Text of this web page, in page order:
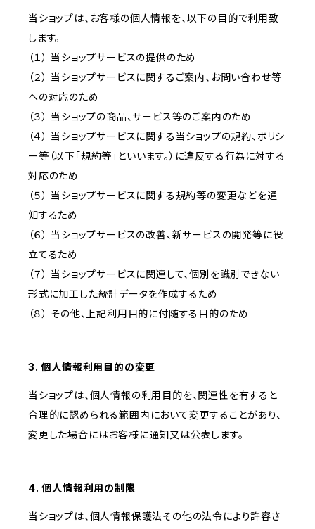
当ショップは、お客様の個人情報を、以下の目的で利用致
します。
（１） 当ショップサービスの提供のため
（２） 当ショップサービスに関するご案内、お問い合わせ等
への対応のため
（３） 当ショップの商品、サービス等のご案内のため
（４） 当ショップサービスに関する当ショップの規約、ポリシ
ー等（以下「規約等」といいます。）に違反する行為に対する
対応のため
（５） 当ショップサービスに関する規約等の変更などを通
知するため
（６） 当ショップサービスの改善、新サービスの開発等に役
立てるため
（７） 当ショップサービスに関連して、個別を識別できない
形式に加工した統計データを作成するため
（８） その他、上記利用目的に付随する目的のため
3. 個人情報利用目的の変更
当ショップは、個人情報の利用目的を、関連性を有すると
合理的に認められる範囲内において変更することがあり、
変更した場合にはお客様に通知又は公表します。
4. 個人情報利用の制限
当ショップは、個人情報保護法その他の法令により許容さ